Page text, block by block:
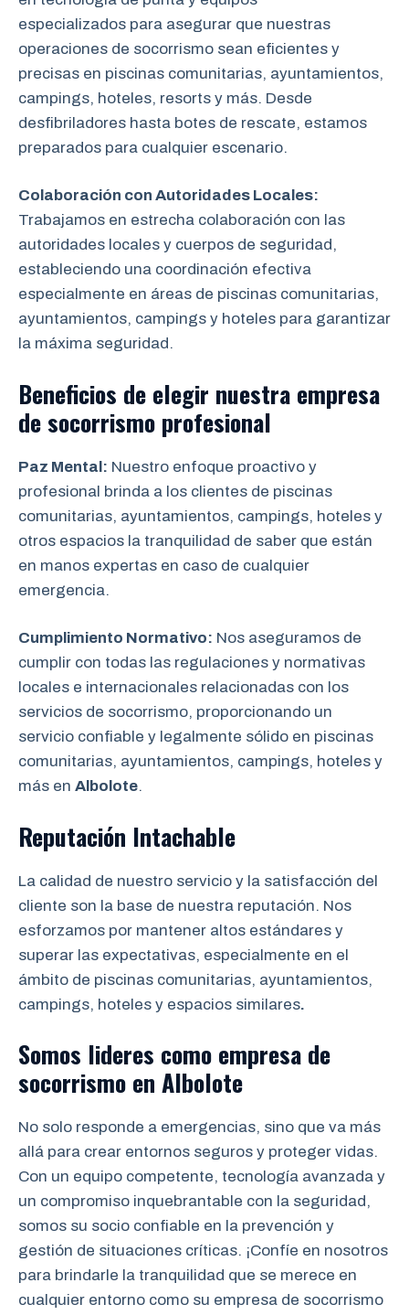
especializados para asegurar que nuestras
operaciones de socorrismo sean eficientes y
precisas en piscinas comunitarias, ayuntamientos,
campings, hoteles, resorts y más. Desde
desfibriladores hasta botes de rescate, estamos
preparados para cualquier escenario.
Colaboración con Autoridades Locales:
Trabajamos en estrecha colaboración con las
autoridades locales y cuerpos de seguridad,
estableciendo una coordinación efectiva
especialmente en áreas de piscinas comunitarias,
ayuntamientos, campings y hoteles para garantizar
la máxima seguridad.
Beneficios de elegir nuestra empresa
de socorrismo profesional
Paz Mental: Nuestro enfoque proactivo y
profesional brinda a los clientes de piscinas
comunitarias, ayuntamientos, campings, hoteles y
otros espacios la tranquilidad de saber que están
en manos expertas en caso de cualquier
emergencia.
Cumplimiento Normativo: Nos aseguramos de
cumplir con todas las regulaciones y normativas
locales e internacionales relacionadas con los
servicios de socorrismo, proporcionando un
servicio confiable y legalmente sólido en piscinas
comunitarias, ayuntamientos, campings, hoteles y
más en Albolote.
Reputación Intachable
La calidad de nuestro servicio y la satisfacción del
cliente son la base de nuestra reputación. Nos
esforzamos por mantener altos estándares y
superar las expectativas, especialmente en el
ámbito de piscinas comunitarias, ayuntamientos,
campings, hoteles y espacios similares.
Somos lideres como empresa de
socorrismo en Albolote
No solo responde a emergencias, sino que va más
allá para crear entornos seguros y proteger vidas.
Con un equipo competente, tecnología avanzada y
un compromiso inquebrantable con la seguridad,
somos su socio confiable en la prevención y
gestión de situaciones críticas. ¡Confíe en nosotros
para brindarle la tranquilidad que se merece en
cualquier entorno como su empresa de socorrismo